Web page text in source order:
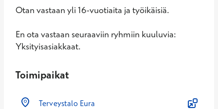
Otan vastaan yli 16-vuotiaita ja työikäisiä.
En ota vastaan seuraaviin ryhmiin kuuluvia:
Yksityisasiakkaat.
Toimipaikat
Terveystalo Eura